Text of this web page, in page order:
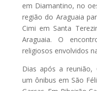
em Diamantino, no
região do Araguaia
Cimi em Santa
Araguaia. O
religiosos envolvidos
Dias após a reunião,
um ônibus em São